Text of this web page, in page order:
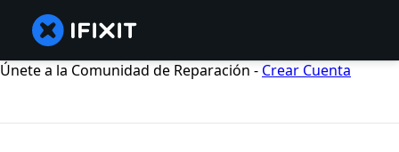
Únete a la Comunidad de Reparación - Crear Cuenta